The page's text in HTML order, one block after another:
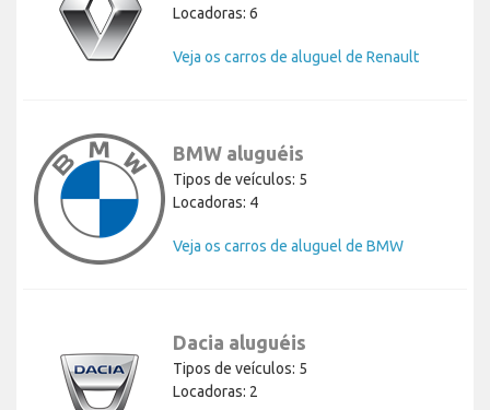
Locadoras: 6
Veja os carros de aluguel de Renault
BMW aluguéis
Tipos de veículos: 5
Locadoras: 4
Veja os carros de aluguel de BMW
Dacia aluguéis
Tipos de veículos: 5
Locadoras: 2